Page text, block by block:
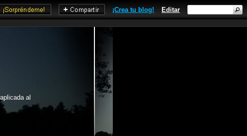
Editar
¡Crea tu blog!
al